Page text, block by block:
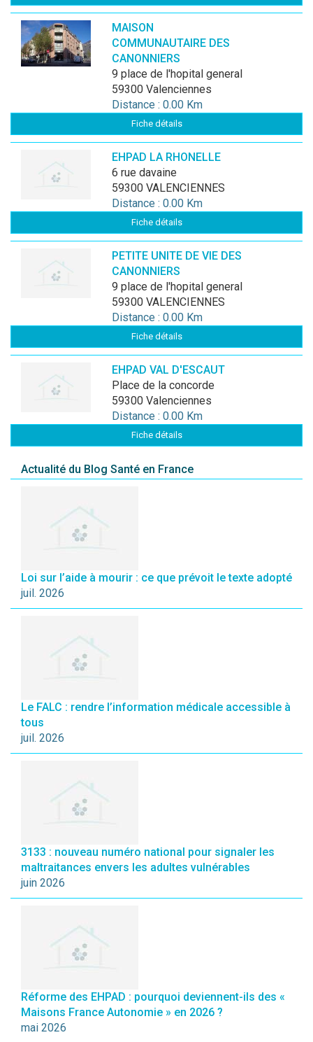
MAISON
COMMUNAUTAIRE DES
CANONNIERS
9 place de l'hopital general
59300 Valenciennes
Distance : 0.00 Km
Fiche détails
EHPAD LA RHONELLE
6 rue davaine
59300 VALENCIENNES
Distance : 0.00 Km
Fiche détails
PETITE UNITE DE VIE DES
CANONNIERS
9 place de l'hopital general
59300 VALENCIENNES
Distance : 0.00 Km
Fiche détails
EHPAD VAL D'ESCAUT
place de la concorde
59300 Valenciennes
Distance : 0.00 Km
Fiche détails
Actualité du Blog Santé en France
Loi sur l’aide à mourir : ce que prévoit le texte adopté
juil. 2026
Le FALC : rendre l’information médicale accessible à
tous
juil. 2026
3133 : nouveau numéro national pour signaler les
maltraitances envers les adultes vulnérables
juin 2026
Réforme des EHPAD : pourquoi deviennent-ils des «
Maisons France Autonomie » en 2026 ?
mai 2026